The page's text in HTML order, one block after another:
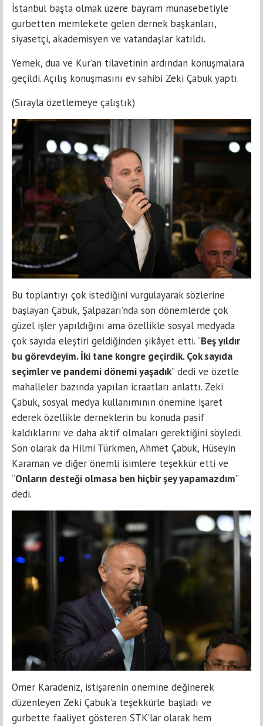
İstanbul başta olmak üzere bayram münasebetiyle
gurbetten memlekete gelen dernek başkanları,
siyasetçi, akademisyen ve vatandaşlar katıldı.
Yemek, dua ve Kur’an tilavetinin ardından konuşmalara
geçildi. Açılış konuşmasını ev sahibi Zeki Çabuk yaptı.
(Sırayla özetlemeye çalıştık)
Bu toplantıyı çok istediğini vurgulayarak sözlerine
başlayan Çabuk, Şalpazarı’nda son dönemlerde çok
güzel işler yapıldığını ama özellikle sosyal medyada
çok sayıda eleştiri geldiğinden şikâyet etti. “Beş yıldır
bu görevdeyim. İki tane kongre geçirdik. Çok sayıda
seçimler ve pandemi dönemi yaşadık” dedi ve özetle
mahalleler bazında yapılan icraatları anlattı. Zeki
Çabuk, sosyal medya kullanımının önemine işaret
ederek özellikle derneklerin bu konuda pasif
kaldıklarını ve daha aktif olmaları gerektiğini söyledi.
Son olarak da Hilmi Türkmen, Ahmet Çabuk, Hüseyin
Karaman ve diğer önemli isimlere teşekkür etti ve
“Onların desteği olmasa ben hiçbir şey yapamazdım”
dedi.
Ömer Karadeniz, istişarenin önemine değinerek
düzenleyen Zeki Çabuk’a teşekkürle başladı ve
gurbette faaliyet gösteren STK’lar olarak hem